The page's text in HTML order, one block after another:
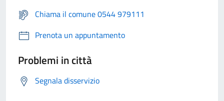
Chiama il comune 0544 979111
Prenota un appuntamento
Problemi in città
Segnala disservizio